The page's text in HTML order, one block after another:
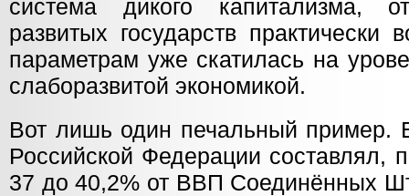
система дикого капитализма,
развитых государств
параметрам уже скатилась на
слаборазвитой экономикой.
Вот лишь один печальный пример.
Российской Федерации составлял,
37 до 40,2% от ВВП Соединённых